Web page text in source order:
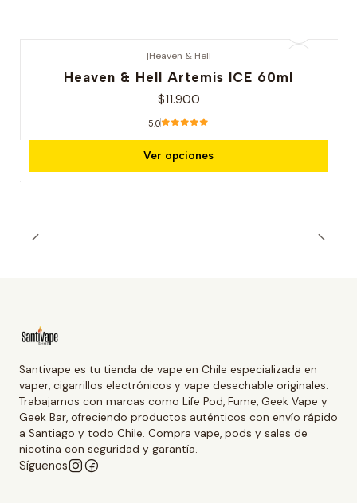
|Heaven & Hell
Heaven & Hell Artemis ICE 60ml
$11.900
5.0
Ver opciones
Santivape es tu tienda de vape en Chile especializada en
vaper, cigarrillos electrónicos y vape desechable originales.
Trabajamos con marcas como Life Pod, Fume, Geek Vape y
Geek Bar, ofreciendo productos auténticos con envío rápido
a Santiago y todo Chile. Compra vape, pods y sales de
nicotina con seguridad y garantía.
Síguenos